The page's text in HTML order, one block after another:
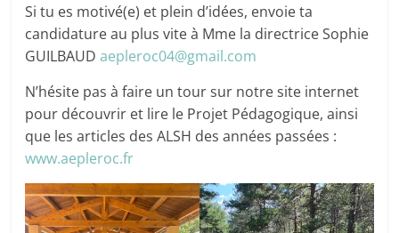
Si tu es motivé(e) et plein d’idées, envoie ta
candidature au plus vite à Mme la directrice Sophie
GUILBAUDaepleroc04@gmail.com
N’hésite pas à faire un tour sur notre site internet
pour découvrir et lire le Projet Pédagogique, ainsi
que les articles des ALSH des années passées :
www.aepleroc.fr